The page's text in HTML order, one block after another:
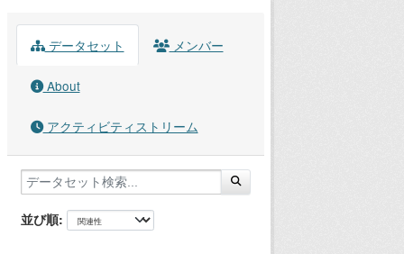
データセット メンバー
About
アクティビティストリーム
並び順